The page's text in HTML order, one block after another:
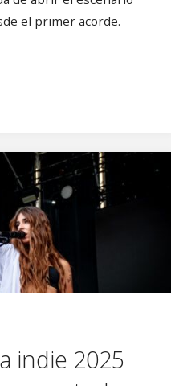
el primer acorde.
indie 2025